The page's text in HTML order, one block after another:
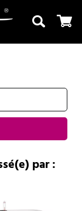
par :